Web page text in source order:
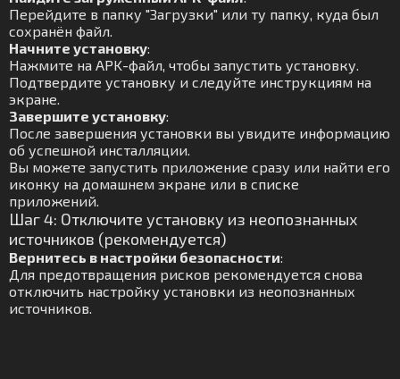
Перейдите в папку "Загрузки" или ту папку, куда был
сохранён файл.
Начните установку:
Нажмите на APK-файл, чтобы запустить установку.
Подтвердите установку и следуйте инструкциям на
экране.
Завершите установку:
После завершения установки вы увидите информацию
об успешной инсталляции.
Вы можете запустить приложение сразу или найти его
иконку на домашнем экране или в списке
приложений.
Шаг 4: Отключите установку из неопознанных
источников (рекомендуется)
Вернитесь в настройки безопасности:
Для предотвращения рисков рекомендуется снова
отключить настройку установки из неопознанных
источников.